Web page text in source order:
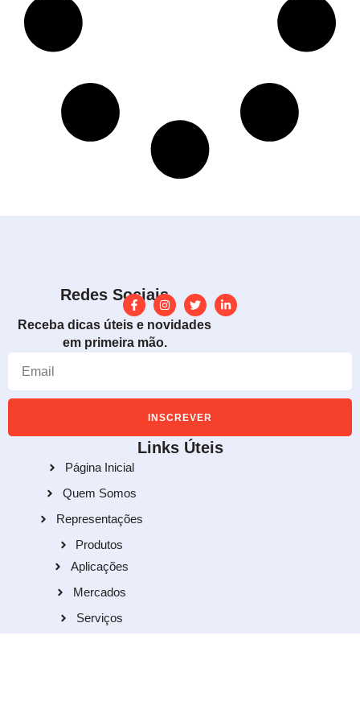
Redes Sociais
Receba dicas úteis e novidades
em primeira mão.
INSCREVER
Links Úteis
Página Inicial
Quem Somos
Representações
Produtos
Aplicações
Mercados
Serviços